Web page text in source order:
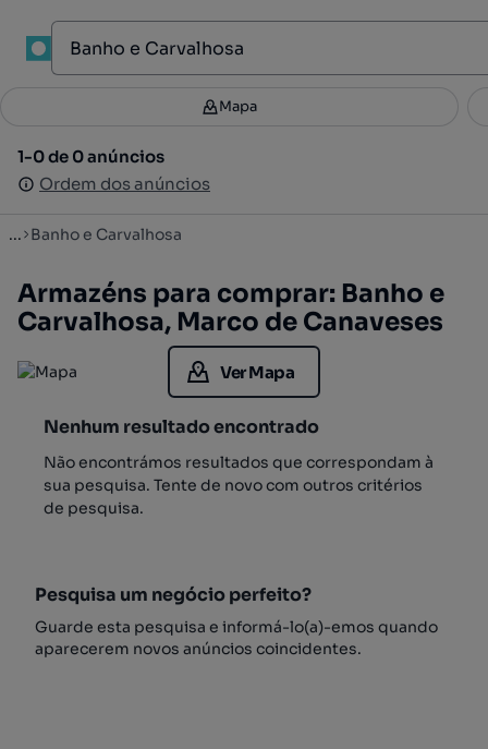
Filtros 2
1-0 de 0 anúncios
Ordem dos anúncios
Mapa
1-0 de 0 anúncios
Ordem dos anúncios
... Banho e Carvalhosa
Armazéns para comprar: Banho e
Carvalhosa, Marco de Canaveses
Ver Mapa
Nenhum resultado encontrado
Não encontrámos resultados que correspondam à
sua pesquisa. Tente de novo com outros critérios
de pesquisa.
Pesquisa um negócio perfeito?
Guarde esta pesquisa e informá-lo(a)-emos quando
aparecerem novos anúncios coincidentes.